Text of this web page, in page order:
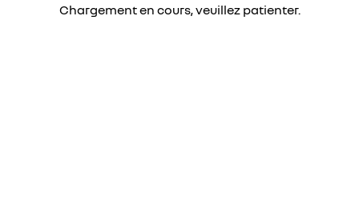
Chargement en cours, veuillez patienter.